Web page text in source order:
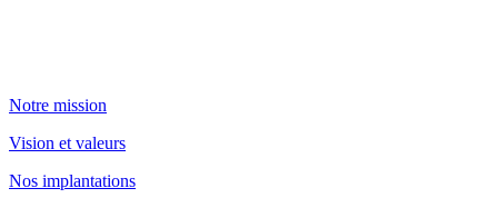
Notre mission
Vision et valeurs
Nos implantations